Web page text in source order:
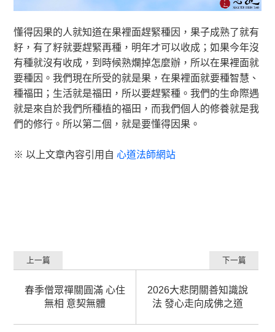
懂得因果的人就知道在果裡面趕緊種因，果子成熟了就有
籽，有了籽就要趕緊再種，明年才可以收成；如果今年沒
有種就沒有收成，到時候熟爛掉怎麼辦，所以在果裡面就
要種因。我們現在所受的就是果，在果裡面就要種智慧、
種福田；生活就是福田，所以要趕緊種。我們的生命際遇
就是來自於我們所種植的福田，而我們個人的修養就是我
們的修行。所以第二個，就是要懂得因果。
※ 以上文章內容引用自心道法師網站
春季僧眾禪關圓滿 心住
無相 意契無體
上一篇
2026大悲閉關善知識說
法 發心走向成佛之道
下一篇